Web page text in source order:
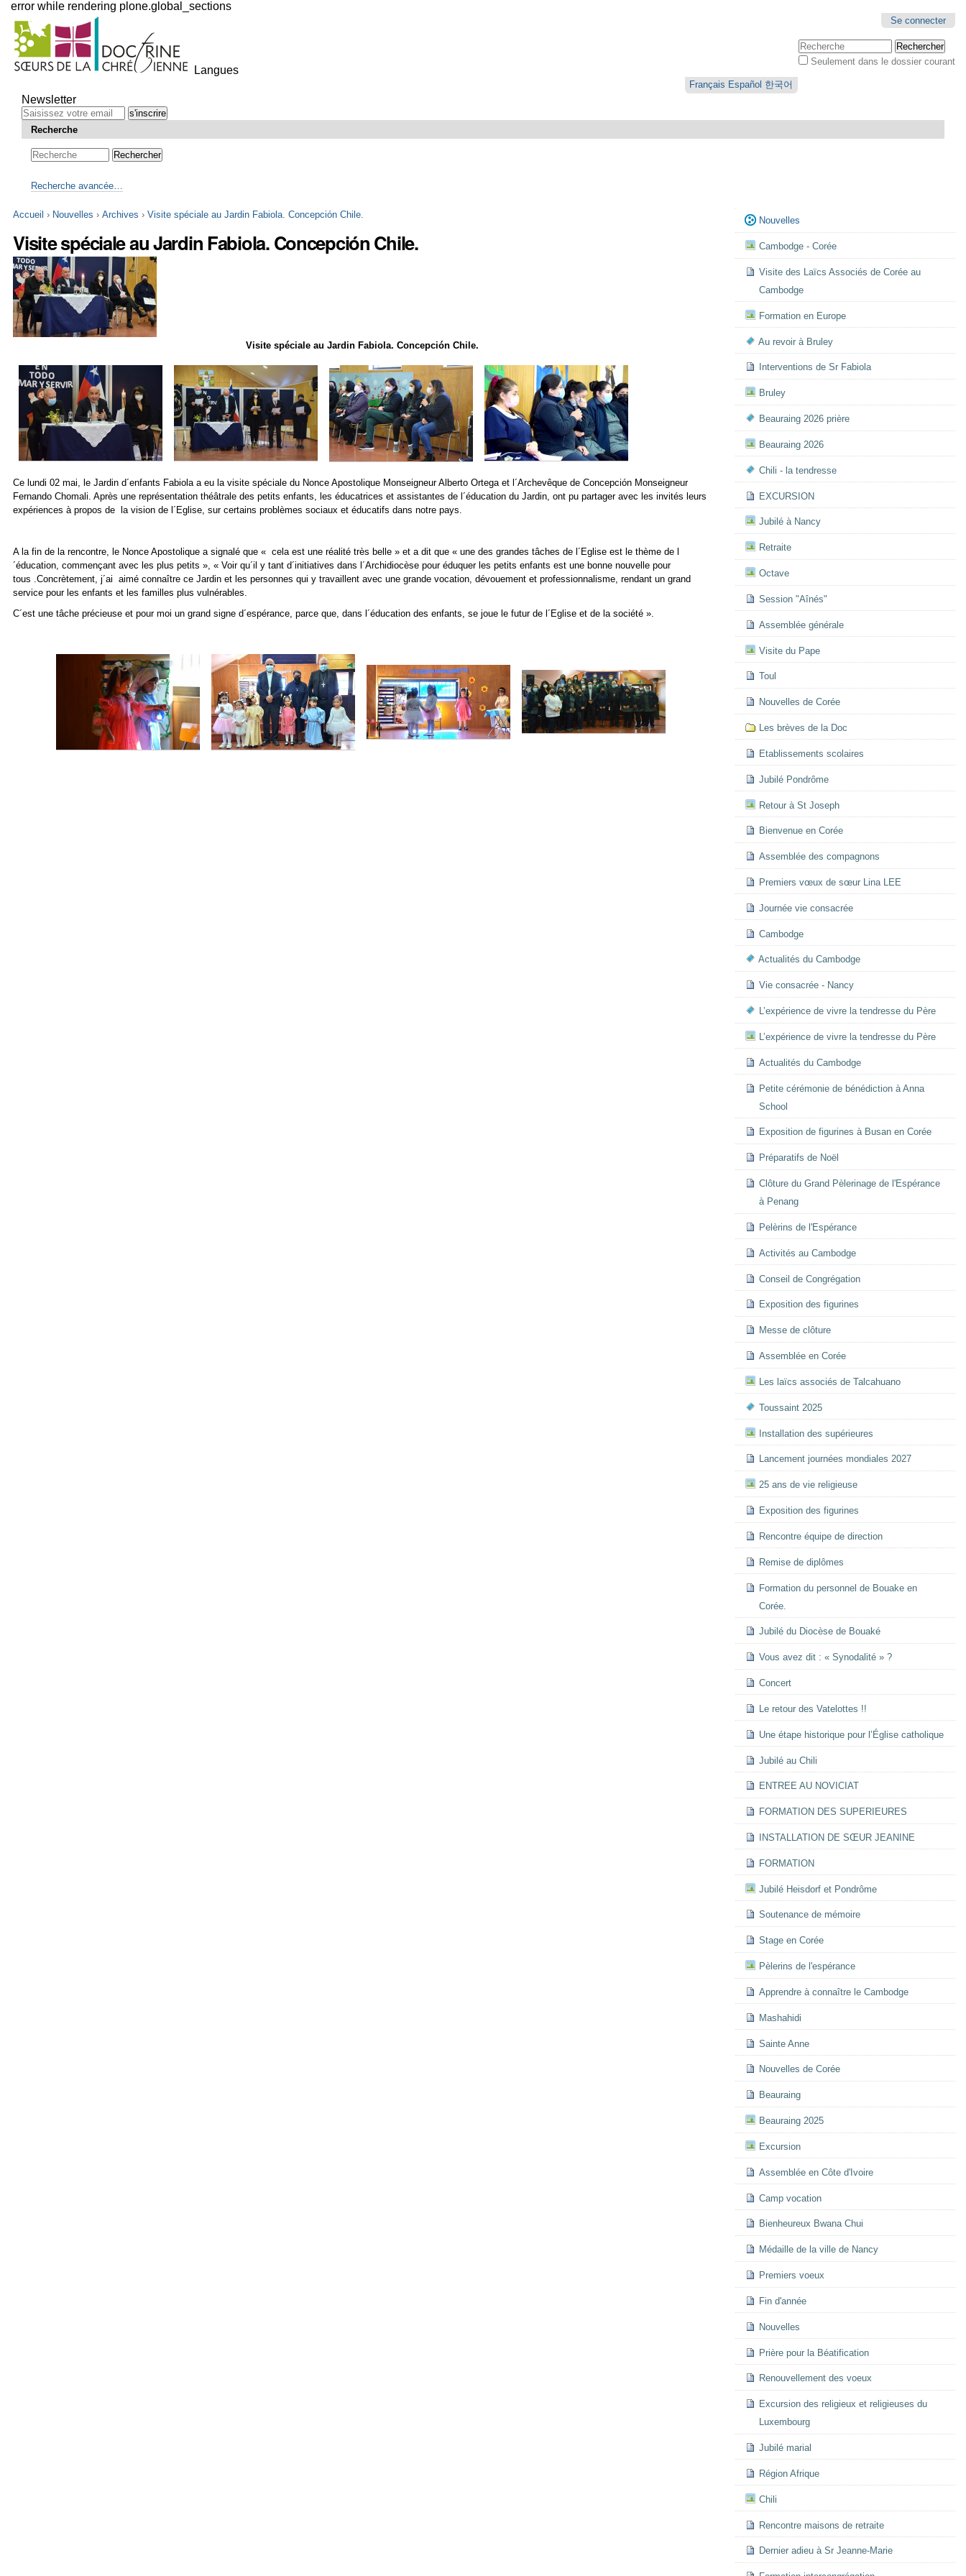
error while rendering plone.global_sections
Outils
personnels
Se connecter
Chercher par
Seulement dans le dossier courant
Langues
Français Español 한국어
au
contenu.
Aller
Newsletter
Recherche
Recherche avancée…
Accueil › Nouvelles ›Archives ›Visite spéciale au Jardin Fabiola. Concepción Chile.
Visite spéciale au Jardin Fabiola. Concepción Chile.
Visite spéciale au Jardin Fabiola. Concepción Chile.
Ce lundi 02 mai, le Jardin d´enfants Fabiola a eu la visite spéciale du Nonce Apostolique Monseigneur Alberto Ortega et l´Archevêque de Concepción Monseigneur
Fernando Chomali. Après une représentation théâtrale des petits enfants, les éducatrices et assistantes de l´éducation du Jardin, ont pu partager avec les invités leurs
expériences à propos de la vision de l´Eglise, sur certains problèmes sociaux et éducatifs dans notre pays.
A la fin de la rencontre, le Nonce Apostolique a signalé que « cela est une réalité très belle » et a dit que « une des grandes tâches de l´Eglise est le thème de l
´éducation, commençant avec les plus petits », « Voir qu´il y tant d´initiatives dans l´Archidiocèse pour éduquer les petits enfants est une bonne nouvelle pour
tous .Concrètement, j´ai aimé connaître ce Jardin et les personnes qui y travaillent avec une grande vocation, dévouement et professionnalisme, rendant un grand
service pour les enfants et les familles plus vulnérables.
C´est une tâche précieuse et pour moi un grand signe d´espérance, parce que, dans l´éducation des enfants, se joue le futur de l´Eglise et de la société ».
Navigation
Nouvelles
Cambodge - Corée
Visite des Laïcs Associés de Corée au
Cambodge
Formation en Europe
Au revoir à Bruley
Interventions de Sr Fabiola
Bruley
Beauraing 2026 prière
Beauraing 2026
Chili - la tendresse
EXCURSION
Jubilé à Nancy
Retraite
Octave
Session "Aînés"
Assemblée générale
Visite du Pape
Toul
Nouvelles de Corée
Les brèves de la Doc
Etablissements scolaires
Jubilé Pondrôme
Retour à St Joseph
Bienvenue en Corée
Assemblée des compagnons
Premiers vœux de sœur Lina LEE
Journée vie consacrée
Cambodge
Actualités du Cambodge
Vie consacrée - Nancy
L’expérience de vivre la tendresse du Père
L’expérience de vivre la tendresse du Père
Actualités du Cambodge
Petite cérémonie de bénédiction à Anna
School
Exposition de figurines à Busan en Corée
Préparatifs de Noël
Clôture du Grand Pèlerinage de l'Espérance
à Penang
Pelèrins de l'Espérance
Activités au Cambodge
Conseil de Congrégation
Exposition des figurines
Messe de clôture
Assemblée en Corée
Les laïcs associés de Talcahuano
Toussaint 2025
Installation des supérieures
Lancement journées mondiales 2027
25 ans de vie religieuse
Exposition des figurines
Rencontre équipe de direction
Remise de diplômes
Formation du personnel de Bouake en
Corée.
Jubilé du Diocèse de Bouaké
Vous avez dit : « Synodalité » ?
Concert
Le retour des Vatelottes !!
Une étape historique pour l’Église catholique
Jubilé au Chili
ENTREE AU NOVICIAT
FORMATION DES SUPERIEURES
INSTALLATION DE SŒUR JEANINE
FORMATION
Jubilé Heisdorf et Pondrôme
Soutenance de mémoire
Stage en Corée
Pèlerins de l'espérance
Apprendre à connaître le Cambodge
Mashahidi
Sainte Anne
Nouvelles de Corée
Beauraing
Beauraing 2025
Excursion
Assemblée en Côte d'Ivoire
Camp vocation
Bienheureux Bwana Chui
Médaille de la ville de Nancy
Premiers voeux
Fin d'année
Nouvelles
Prière pour la Béatification
Renouvellement des voeux
Excursion des religieux et religieuses du
Luxembourg
Jubilé marial
Région Afrique
Chili
Rencontre maisons de retraite
Dernier adieu à Sr Jeanne-Marie